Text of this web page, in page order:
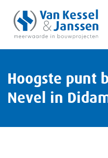
Skip to main content
Hoogste punt
Nevel in